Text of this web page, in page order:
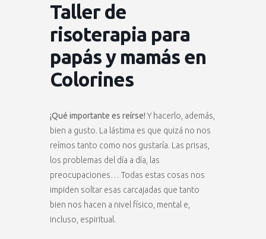
Taller de
risoterapia para
papás y mamás en
Colorines
¡Qué importante es reírse! Y hacerlo, además,
bien a gusto. La lástima es que quizá no nos
reímos tanto como nos gustaría. Las prisas,
los problemas del día a día, las
preocupaciones… Todas estas cosas nos
impiden soltar esas carcajadas que tanto
bien nos hacen a nivel físico, mental e,
incluso, espiritual.